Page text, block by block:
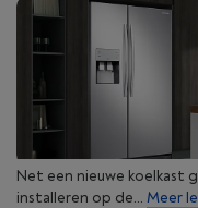
Net een nieuwe koelkast
installeren op de... Meer